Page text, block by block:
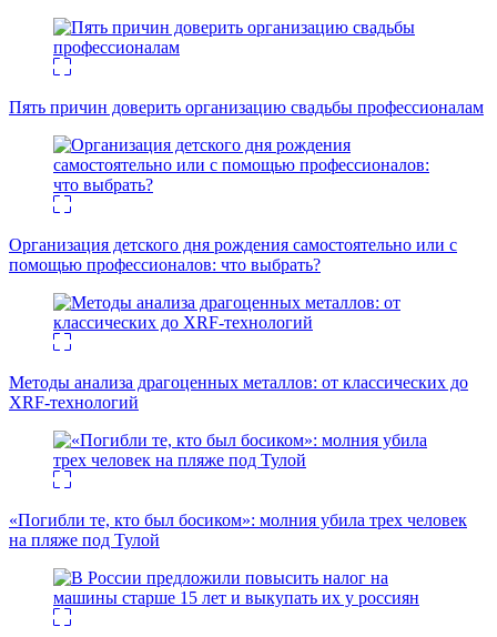
Пять причин доверить организацию свадьбы профессионалам
Организация детского дня рождения самостоятельно или с
помощью профессионалов: что выбрать?
Методы анализа драгоценных металлов: от классических до
XRF-технологий
«Погибли те, кто был босиком»: молния убила трех человек
на пляже под Тулой